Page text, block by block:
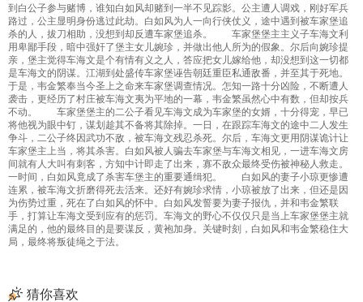
到白公子参与赌博，谁知白如风却赌到一半不见踪影。公主遭人调戏，刚好军兵
路过，公主显明身份逃过此劫。白如风为人一向行侠仗义，途中遇到被车家堡追
杀的人，拔刀相助，没想到却反遭车家堡追杀。 车家堡堡主主义子车海文利
用卑鄙手段，暗中强奸了堡主女儿婉珍，并做出他人所为的假象。尔后向婉珍提
亲，堡主觉得车海文是个有情有义之人，答应把女儿嫁给他，却没想到这一切都
是车海文的阴谋。江湖到处盛传车家堡诬告朝廷重臣私通敌番，并至其于死地。
于是，韦金繁奉当今圣上之命来车家堡调查情况。怎知一路十分凶险，不断遭人
袭击，更经历了村庄被车海文夷为平地的一幕，韦金繁虽然心中有数，但却按兵
不动。 车家堡堡主的二公子看见车海文成为车家堡的女婿，十分得宠，早已
将他视为眼中钉，谋划趁其不备将其除掉。一日，在跟踪车海文的途中二人发生
争斗，二公子终因武功不敌，被车海文残忍杀死。尔后，车海文更用阴谋诡计让
车家堡主上当，将其杀害。白如风被人骗去车家堡与车海文相见，一进车海文房
间就有人大叫有刺客，方知中计即走了出来，寡不敌众最终受伤被神秘人救走。
一时间，白如风竟成了杀害车堡主的重要通缉犯。 白如风的妻子小琼更惨遭
连累，被车海文折磨得死去活来。还好有婉珍求情，小琼被放了出来，但还是因
为伤势过重，死在了白如风的怀中。白如风发誓要为妻子报仇，并和韦金繁联
手，打算让车海文受到应有的惩罚。车海文的野心不仅仅只是当上车家堡堡主就
满足的，他的最终目的是要谋反，黄袍加身。关键时刻，白如风和韦金繁稳住大
局，最终将叛徒绳之于法。
猜你喜欢